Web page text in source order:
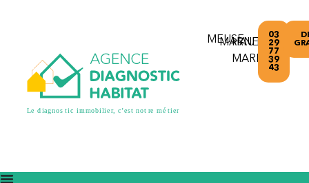
MEUSE
MARNE
HAUTE-
MARNE
03
29
77
39
43